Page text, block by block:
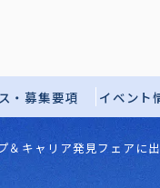
・募集要項 イベント
キャリア発見フェアに出